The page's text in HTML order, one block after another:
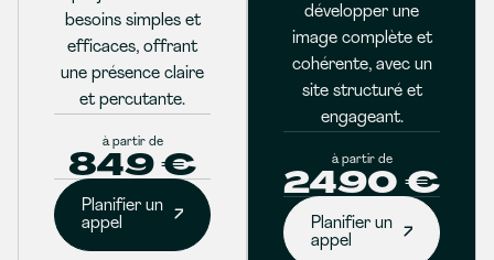
besoins simples et
efficaces, offrant
une présence claire
et percutante.
à partir de
849 €
Planifier un
appel
développer une
image complète et
cohérente, avec un
site structuré et
engageant.
à partir de
2490 €
Planifier un
appel